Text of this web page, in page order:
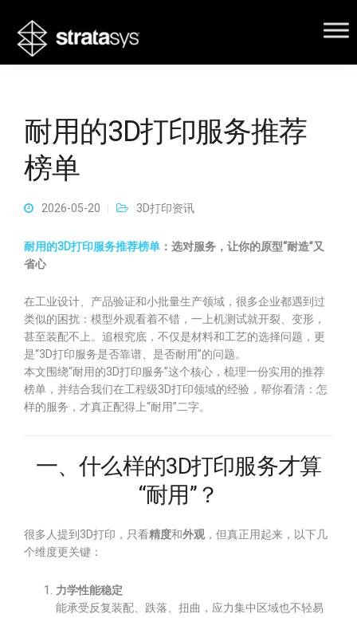
耐用的3D打印服务推荐
榜单
2026-05-20 3D打印资讯
耐用的3D打印服务推荐榜单 ：选对服务，让你的原型“耐造”又
省心
在工业设计、产品验证和小批量生产领域，很多企业都遇到过
类似的困扰：模型外观看着不错，一上机测试就开裂、变形，
甚至装配不上。追根究底，不仅是材料和工艺的选择问题，更
是“3D打印服务是否靠谱、是否耐用”的问题。
本文围绕“耐用的3D打印服务”这个核心，梳理一份实用的推荐
榜单，并结合我们在工程级3D打印领域的经验，帮你看清：怎
样的服务，才真正配得上“耐用”二字。
一、什么样的3D打印服务才算
“耐用”？
很多人提到3D打印，只看精度和外观 ，但真正用起来，以下几
个维度更关键：
力学性能稳定
能承受反复装配、跌落、扭曲，应力集中区域也不轻易